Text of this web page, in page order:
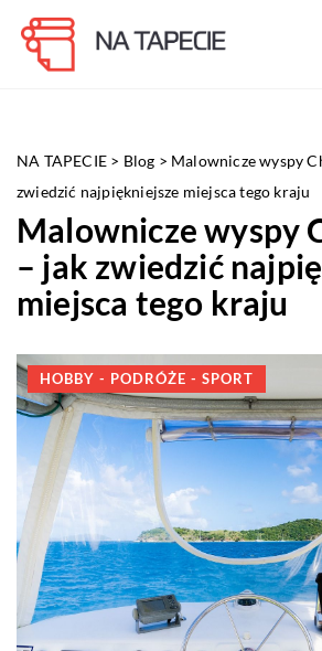
NA TAPECIE > Blog > Malownicze wyspy
zwiedzić najpiękniejsze miejsca tego kraju
Malownicze wyspy
– jak zwiedzić
miejsca tego kraju
HOBBY - PODRÓŻE - SPORT